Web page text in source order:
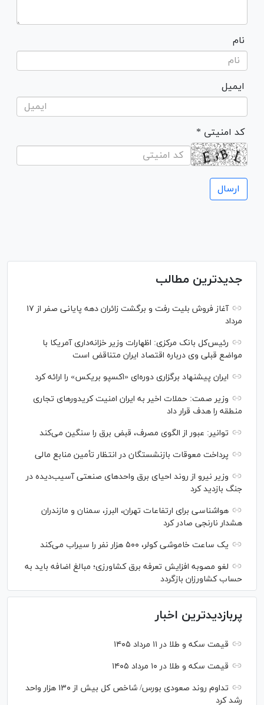
نام
ایمیل
* کد امنیتی
جدیدترین مطالب
آغاز فروش بلیت رفت و برگشت زائران دهه پایانی صفر از ۱۷
مرداد
رئیس‌کل بانک مرکزی: اظهارات وزیر خزانه‌داری آمریکا با
مواضع قبلی وی درباره اقتصاد ایران متناقض است
ایران پیشنهاد برگزاری دوره‌ای «اکسپو بریکس» را ارائه کرد
وزیر صمت: حملات اخیر به ایران امنیت کریدورهای تجاری
منطقه را هدف قرار داد
توانیر: عبور از الگوی مصرف، قبض برق را سنگین می‌کند
پرداخت معوقات بازنشستگان در انتظار تأمین منابع مالی
وزیر نیرو از روند احیای برق واحدهای صنعتی آسیب‌دیده در
جنگ بازدید کرد
هواشناسی برای ارتفاعات تهران، البرز، سمنان و مازندران
هشدار نارنجی صادر کرد
یک ساعت خاموشی کولر، ۵۰۰ هزار نفر را سیراب می‌کند
لغو مصوبه افزایش تعرفه برق کشاورزی؛ مبالغ اضافه باید به
حساب کشاورزان بازگردد
پربازدیدترین اخبار
قیمت سکه و طلا در ۱۱ مرداد ۱۴۰۵
قیمت سکه و طلا در ۱۰ مرداد ۱۴۰۵
تداوم روند صعودی بورس/ شاخص کل بیش از ۱۳۰ هزار واحد
رشد کرد